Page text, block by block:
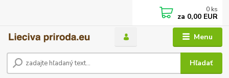
Menu
Hľadať
0 ks
za 0,00 EUR